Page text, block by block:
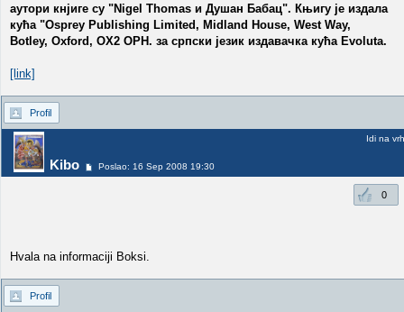
аутори кнјиге су "Nigel Thomas и Душан Бабац". Књигу је издала
кућа "Osprey Publishing Limited, Midland House, West Way,
Botley, Oxford, OX2 OPH. за српски језик издавачка кућа Evoluta.
[link]
Profil
Kibo Poslao: 16 Sep 2008 19:30
Idi na vrh
0
Hvala na informaciji Boksi.
Profil